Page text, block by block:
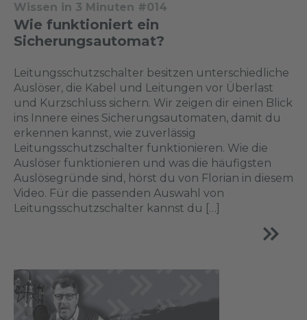
Wissen in 3 Minuten #014
Wie funktioniert ein
Sicherungsautomat?
Leitungsschutzschalter besitzen unterschiedliche
Auslöser, die Kabel und Leitungen vor Überlast
und Kurzschluss sichern. Wir zeigen dir einen Blick
ins Innere eines Sicherungsautomaten, damit du
erkennen kannst, wie zuverlässig
Leitungsschutzschalter funktionieren. Wie die
Auslöser funktionieren und was die häufigsten
Auslösegründe sind, hörst du von Florian in diesem
Video. Für die passenden Auswahl von
Leitungsschutzschalter kannst du […]